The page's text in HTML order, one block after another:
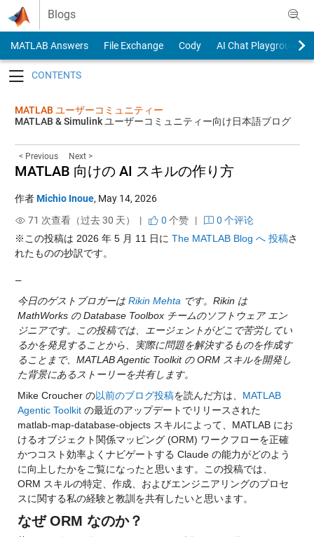
Skip to content
Blogs
MATLAB Answers File Exchange Cody
AI Chat Playground
MATLAB ユーザーコミュニティー
MATLAB & Simulink ユーザーコミュニティー向け日本語ブログ
< Previous Next >
MATLAB 向けの AI スキルの作り方
作者Michio Inoue, May 14, 2026
71 次查看（过去 30 天） |
0 个赞|
0 个评论
※この投稿は 2026 年 5 月 11 日に The MATLAB Blog へ 投稿さ
れたものの抄訳です。
—
今日のゲストブロガーは Rikin Mehta です。Rikin は
MathWorks の Database Toolbox チームのソフトウェア エン
ジニアです。この投稿では、エージェントがどこで苦労してい
るかを発見することから、実際に問題を解決するものを作成す
ることまで、MATLAB Agentic Toolkit の ORM スキルを開発し
た背景にあるストーリーを共有します。
Mike Croucher の以前のブログ投稿を読んだ方は、 MATLAB
Agentic Toolkit の最近のアップデートでリリースされた
matlab-map-database-objects スキルによって、MATLAB にお
けるオブジェクト関係マッピング (ORM) ワークフローを正確
かつコスト効率よくナビゲートする Claude の能力がどのよう
に向上したかをご覧になったと思います。この投稿では、
ORM スキルの特定、作成、およびエンジニアリングのプロセ
スに関する私の経験と教訓を共有したいと思います。
なぜ ORM なのか？